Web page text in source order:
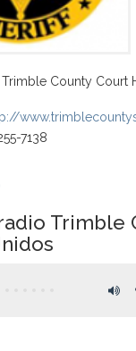
County Court
7138
Trimble